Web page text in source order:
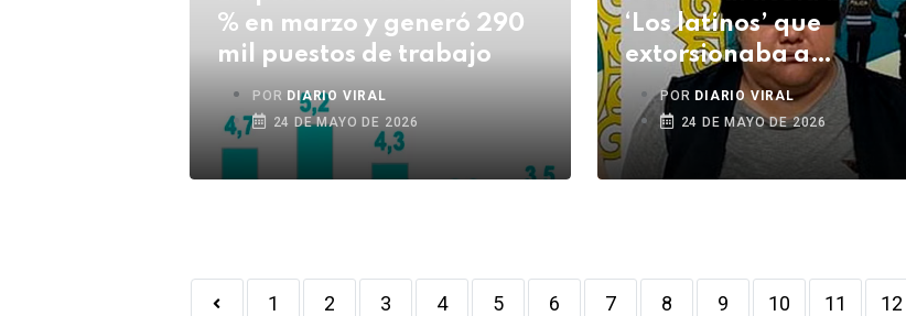
% en marzo y generó 290
mil puestos de trabajo
POR DIARIO VIRAL
24 DE MAYO DE 2026
‘Los latinos’ que
extorsionaba a
empresario
POR DIARIO VIRAL
24 DE MAYO DE 2026
1 2 3 4 5 6 7 8 9 10 11 12